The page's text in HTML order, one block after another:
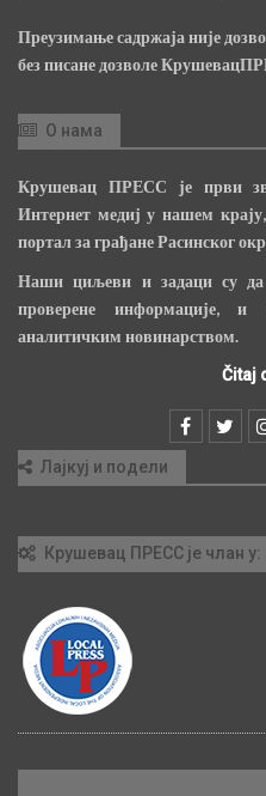
Преузимање садржаја није
без писане дозволе
О нама
Крушевац ПРЕСС је први
Интернет медиј у нашем
портал за грађане Расинског
Наши циљеви и задаци су да
проверене информације,
аналитичким новинарством.
Čitaj
Лајкуј и подели
Крушевац ПРЕСС је члан у: